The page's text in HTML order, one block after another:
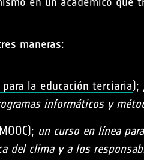
maneras:
la educación terciaria);
informáticos y
un curso en línea
del clima y a los